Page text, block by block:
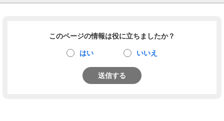
このページの情報は役に立ちましたか？
はい いいえ
送信する